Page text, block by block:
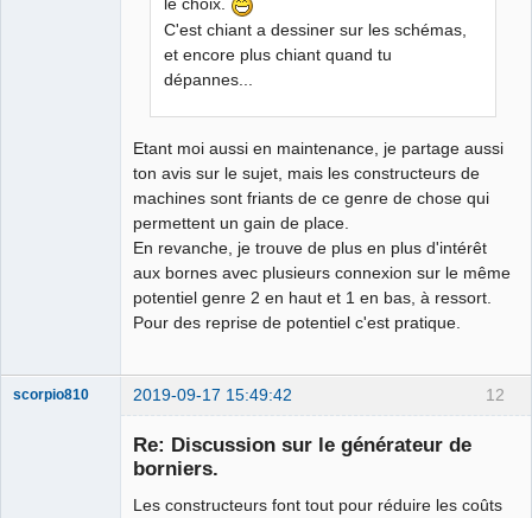
le choix.
C'est chiant a dessiner sur les schémas,
et encore plus chiant quand tu
dépannes...
Etant moi aussi en maintenance, je partage aussi
ton avis sur le sujet, mais les constructeurs de
machines sont friants de ce genre de chose qui
permettent un gain de place.
En revanche, je trouve de plus en plus d'intérêt
aux bornes avec plusieurs connexion sur le même
potentiel genre 2 en haut et 1 en bas, à ressort.
Pour des reprise de potentiel c'est pratique.
12
scorpio810 2019-09-17 15:49:42
Re: Discussion sur le générateur de
borniers.
Les constructeurs font tout pour réduire les coûts